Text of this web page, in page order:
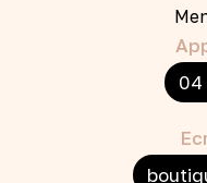
04